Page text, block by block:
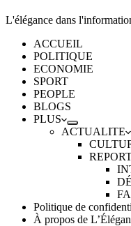
L'élégance dans
ACCUEIL
POLITIQUE
ECONOMIE
SPORT
PEOPLE
BLOGS
PLUS
ACTUALITE
Politique de
À propos de